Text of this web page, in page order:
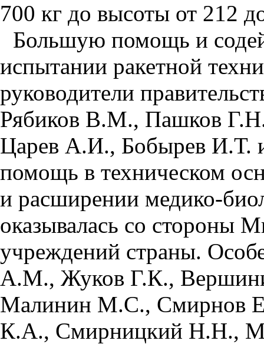
700 кг до высоты от 212
Большую помощь и
испытании ракетной
руководители
Рябиков В.М., Пашков
Царев А.И., Бобырев И.Т.
помощь в техническом
и расширении медико-
оказывалась со стороны
учреждений страны.
А.М., Жуков Г.К.,
Малинин М.С., Смирнов
К.А., Смирницкий Н.Н.,